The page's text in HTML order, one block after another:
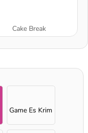
Cake Break
Game Es Krim